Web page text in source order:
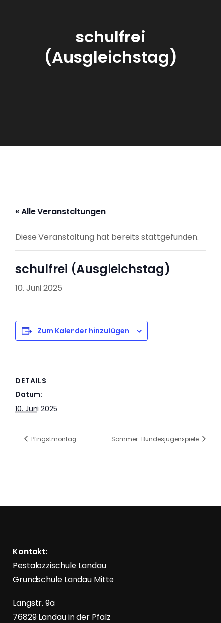
schulfrei
(Ausgleichstag)
« Alle Veranstaltungen
Diese Veranstaltung hat bereits stattgefunden.
schulfrei (Ausgleichstag)
10. Juni 2025
Zum Kalender hinzufügen
DETAILS
Datum:
10. Juni 2025
Pfingstmontag Sommer-Bundesjugenspiele
Kontakt:
Pestalozzischule Landau
Grundschule Landau Mitte
Langstr. 9a
76829 Landau in der Pfalz